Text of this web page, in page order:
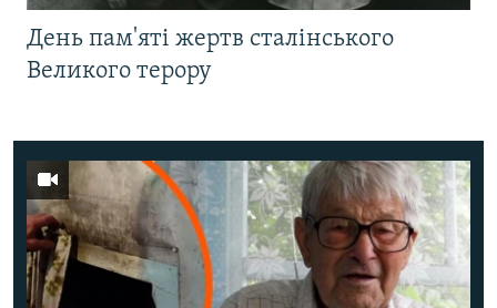
День пам'яті жертв сталінського
Великого терору